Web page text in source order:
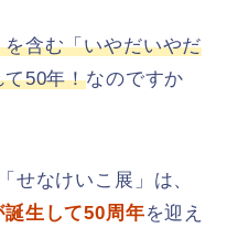
含む「いやだいやだ
て50年！なのですか
せなけいこ展」は、
生して50周年を迎え